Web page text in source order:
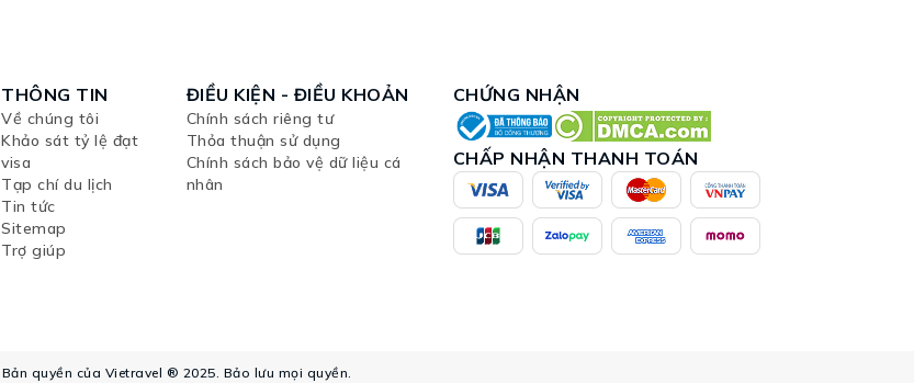
THÔNG TIN
Về chúng tôi
Khảo sát tỷ lệ đạt
visa
Tạp chí du lịch
Tin tức
Sitemap
Trợ giúp
ĐIỀU KIỆN - ĐIỀU KHOẢN
Chính sách riêng tư
Thỏa thuận sử dụng
Chính sách bảo vệ dữ liệu cá
nhân
CHỨNG NHẬN
CHẤP NHẬN THANH TOÁN
Bản quyền của Vietravel ® 2025. Bảo lưu mọi quyền.